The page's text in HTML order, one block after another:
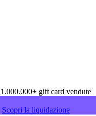
1.000.000+ gift card vendute
Scopri la liquidazione